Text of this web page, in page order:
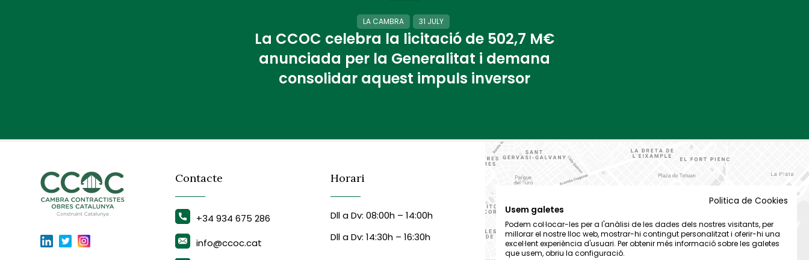
LA CAMBRA 31 JULY
La CCOC celebra la licitació de 502,7 M€
anunciada per la Generalitat i demana
consolidar aquest impuls inversor
Contacte
+34 934 675 286
info@ccoc.cat
Horari
Dll a Dv: 08:00h – 14:00h
Dll a Dv: 14:30h – 16:30h
Politica de Cookies
Usem galetes
Podem col·locar-les per a l'anàlisi de les dades dels nostres visitants, per
millorar el nostre lloc web, mostrar-hi contingut personalitzat i oferir-hi una
excel·lent experiència d'usuari. Per obtenir més informació sobre les galetes
que usem, obriu la configuració.